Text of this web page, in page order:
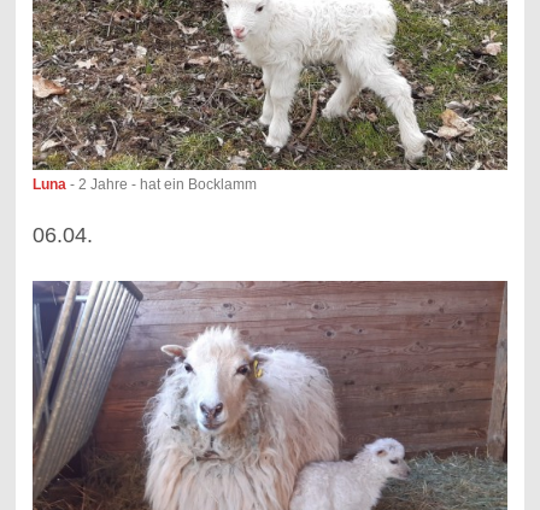
Luna - 2 Jahre - hat ein Bocklamm
06.04.